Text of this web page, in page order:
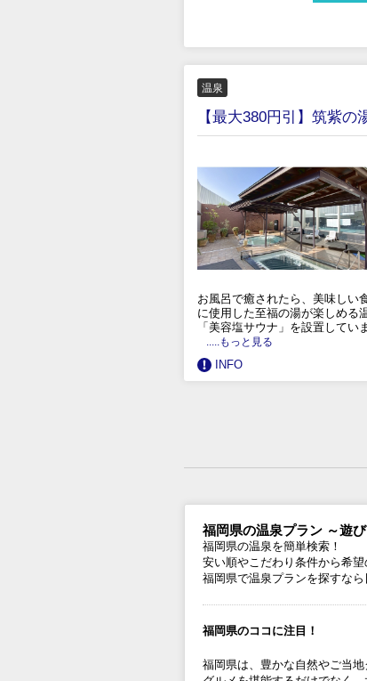
温泉
【最大380円引】筑紫
お風呂で癒されたら、美味しい
に使用した至福の湯が楽しめる
「美容塩サウナ」を設置して
.....もっと見る
INFO
福岡県の温泉プラン ～遊
福岡県の温泉を簡単検索！
安い順やこだわり条件から希望
福岡県で温泉プランを探すな
福岡県のココに注目！
福岡県は、豊かな自然やご当